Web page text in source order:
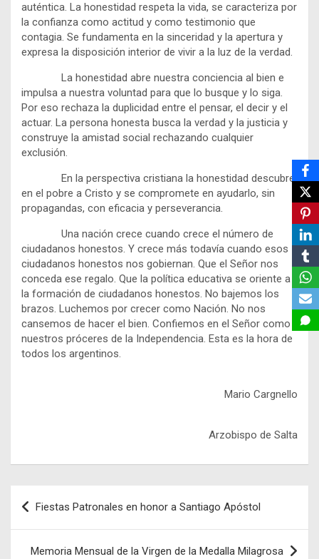
auténtica. La honestidad respeta la vida, se caracteriza por
la confianza como actitud y como testimonio que
contagia. Se fundamenta en la sinceridad y la apertura y
expresa la disposición interior de vivir a la luz de la verdad.
La honestidad abre nuestra conciencia al bien e
impulsa a nuestra voluntad para que lo busque y lo siga.
Por eso rechaza la duplicidad entre el pensar, el decir y el
actuar. La persona honesta busca la verdad y la justicia y
construye la amistad social rechazando cualquier
exclusión.
En la perspectiva cristiana la honestidad descubre
en el pobre a Cristo y se compromete en ayudarlo, sin
propagandas, con eficacia y perseverancia.
Una nación crece cuando crece el número de
ciudadanos honestos. Y crece más todavía cuando esos
ciudadanos honestos nos gobiernan. Que el Señor nos
conceda ese regalo. Que la política educativa se oriente a
la formación de ciudadanos honestos. No bajemos los
brazos. Luchemos por crecer como Nación. No nos
cansemos de hacer el bien. Confiemos en el Señor como
nuestros próceres de la Independencia. Esta es la hora de
todos los argentinos.
Mario Cargnello
Arzobispo de Salta
Navegación
de
entradas
Fiestas Patronales en honor a Santiago Apóstol
Memoria Mensual de la Virgen de la Medalla Milagrosa